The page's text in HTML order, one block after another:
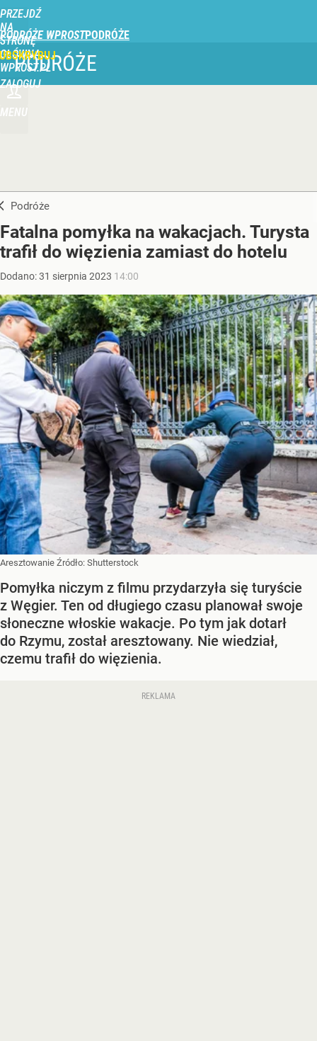
PRZEJDŹ
NA
STRONĘ
GŁÓWNĄ
WPROST.PL
PODRÓŻE WPROST
ZALOGUJ
MENU
PODRÓŻE
Podróże
Fatalna pomyłka na wakacjach. Turysta
trafił do więzienia zamiast do hotelu
Dodano:31 sierpnia 2023 14:00
Aresztowanie Źródło: Shutterstock
Pomyłka niczym z filmu przydarzyła się turyście
z Węgier. Ten od długiego czasu planował swoje
słoneczne włoskie wakacje. Po tym jak dotarł
do Rzymu, został aresztowany. Nie wiedział,
czemu trafił do więzienia.